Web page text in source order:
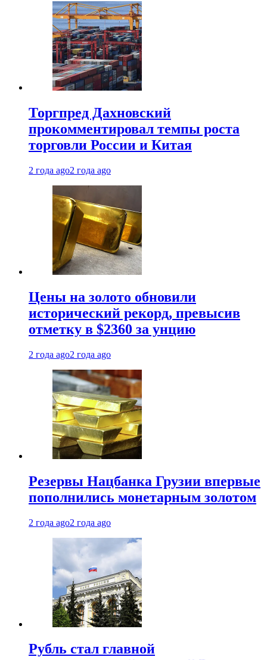
Торгпред Дахновский
прокомментировал темпы роста
торговли России и Китая
2 года ago2 года ago
Цены на золото обновили
исторический рекорд, превысив
отметку в $2360 за унцию
2 года ago2 года ago
Резервы Нацбанка Грузии впервые
пополнились монетарным золотом
2 года ago2 года ago
Рубль стал главной